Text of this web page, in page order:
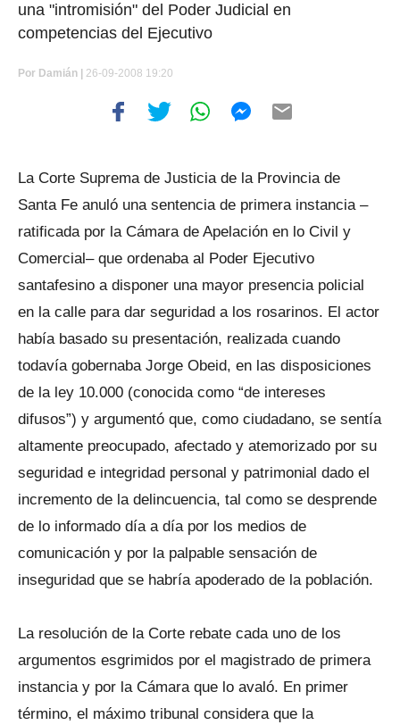
una "intromisión" del Poder Judicial en
competencias del Ejecutivo
Por Damián | 26-09-2008 19:20
La Corte Suprema de Justicia de la Provincia de
Santa Fe anuló una sentencia de primera instancia –
ratificada por la Cámara de Apelación en lo Civil y
Comercial– que ordenaba al Poder Ejecutivo
santafesino a disponer una mayor presencia policial
en la calle para dar seguridad a los rosarinos. El actor
había basado su presentación, realizada cuando
todavía gobernaba Jorge Obeid, en las disposiciones
de la ley 10.000 (conocida como “de intereses
difusos”) y argumentó que, como ciudadano, se sentía
altamente preocupado, afectado y atemorizado por su
seguridad e integridad personal y patrimonial dado el
incremento de la delincuencia, tal como se desprende
de lo informado día a día por los medios de
comunicación y por la palpable sensación de
inseguridad que se habría apoderado de la población.
La resolución de la Corte rebate cada uno de los
argumentos esgrimidos por el magistrado de primera
instancia y por la Cámara que lo avaló. En primer
término, el máximo tribunal considera que la